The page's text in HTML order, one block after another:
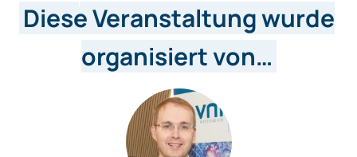
Diese Veranstaltung wurde
organisiert von…